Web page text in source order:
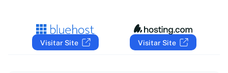
PT-BR
Visitar Site Visitar Site